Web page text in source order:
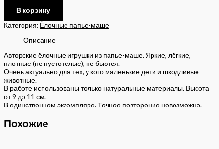
В корзину
Категория: Ёлочные папье-маше
Описание
Авторские ёлочные игрушки из папье-маше. Яркие, лёгкие,
плотные (не пустотелые), не бьются.
Очень актуально для тех, у кого маленькие дети и шкодливые
животные.
В работе использованы только натуральные материалы. Высота
от 9 до 11 см.
В единственном экземпляре. Точное повторение невозможно.
Похожие